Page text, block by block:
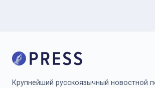
Крупнейший русскоязычный новостной